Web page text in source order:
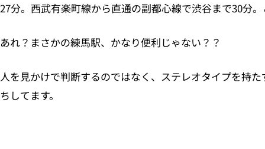
27分。西武有楽町線から直通の副都心線で渋谷まで30分
あれ？まさかの練馬駅、かなり便利じゃない？？
人を見かけで判断するのではなく、ステレオタイプを持
ちしてます。